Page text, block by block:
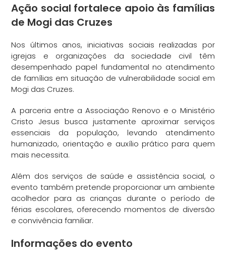
Ação social fortalece apoio às famílias
de Mogi das Cruzes
Nos últimos anos, iniciativas sociais realizadas por
igrejas e organizações da sociedade civil têm
desempenhado papel fundamental no atendimento
de famílias em situação de vulnerabilidade social em
Mogi das Cruzes.
A parceria entre a Associação Renovo e o Ministério
Cristo Jesus busca justamente aproximar serviços
essenciais da população, levando atendimento
humanizado, orientação e auxílio prático para quem
mais necessita.
Além dos serviços de saúde e assistência social, o
evento também pretende proporcionar um ambiente
acolhedor para as crianças durante o período de
férias escolares, oferecendo momentos de diversão
e convivência familiar.
Informações do evento